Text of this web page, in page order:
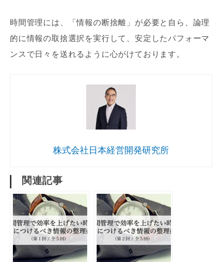
時間管理には、「情報の断捨離」が必要と自ら、論理
的に情報の取捨選択を実行して、安定したパフォーマ
ンスで日々を送れるように心がけております。
株式会社日本経営開発研究所
関連記事